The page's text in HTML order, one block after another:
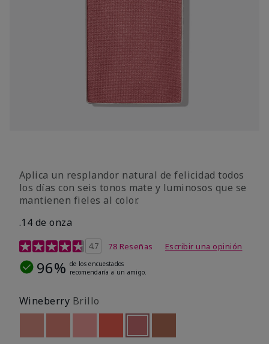
Aplica un resplandor natural de felicidad todos
los días con seis tonos mate y luminosos que se
mantienen fieles al color.
.14 de onza
Calificación de clientes de 4,3 de 5
4.7 78 Reseñas Escribir una opinión
96% de los encuestados
recomendaría a un amigo.
Wineberry Brillo
Out of stockOut of stockseleccionado
Out of stock